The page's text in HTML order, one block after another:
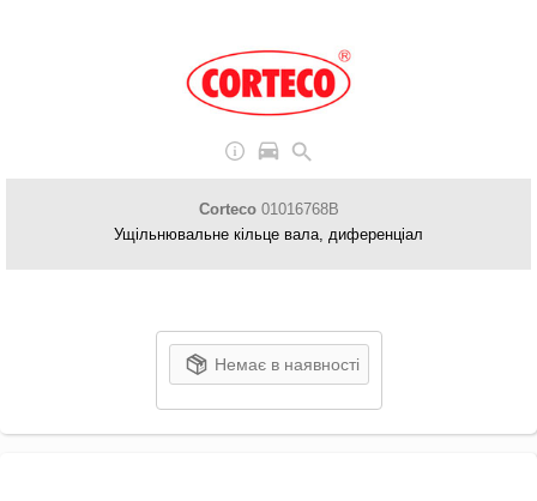
Corteco01016768B
Ущільнювальне кільце вала, диференціал
Немає в наявності